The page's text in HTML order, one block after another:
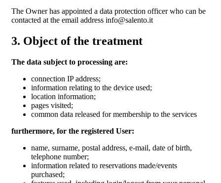
The Owner has appointed a data protection officer who can be
contacted at the email address info@salento.it
3. Object of the treatment
The data subject to processing are:
connection IP address;
information relating to the device used;
location information;
pages visited;
common data released for membership to the services
furthermore, for the registered User:
name, surname, postal address, e-mail, date of birth,
telephone number;
information related to reservations made/events
purchased;